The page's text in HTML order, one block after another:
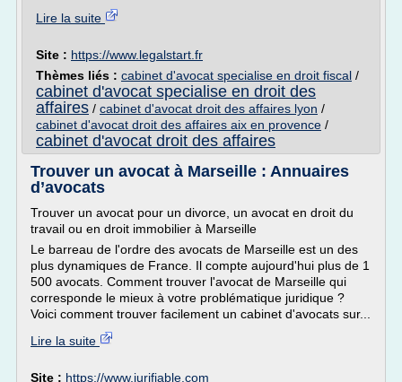
Lire la suite
Site : https://www.legalstart.fr
Thèmes liés : cabinet d'avocat specialise en droit fiscal /
cabinet d'avocat specialise en droit des
affaires / cabinet d'avocat droit des affaires lyon /
cabinet d'avocat droit des affaires aix en provence /
cabinet d'avocat droit des affaires
Trouver un avocat à Marseille : Annuaires
d’avocats
Trouver un avocat pour un divorce, un avocat en droit du
travail ou en droit immobilier à Marseille
Le barreau de l'ordre des avocats de Marseille est un des
plus dynamiques de France. Il compte aujourd'hui plus de 1
500 avocats. Comment trouver l'avocat de Marseille qui
corresponde le mieux à votre problématique juridique ?
Voici comment trouver facilement un cabinet d'avocats sur...
Lire la suite
Site : https://www.jurifiable.com